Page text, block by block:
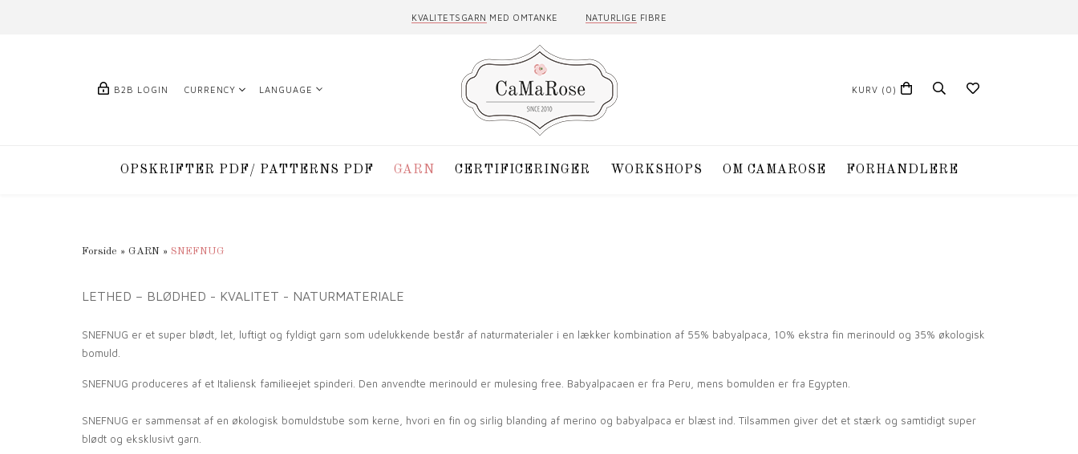
KVALITETSGARN MED OMTANKE NATURLIGE FIBRE
B2B LOGIN CURRENCY LANGUAGE KURV (0)
OPSKRIFTER PDF/ PATTERNS PDF GARN CERTIFICERINGER WORKSHOPS OM CAMAROSE FORHANDLERE
Forside » GARN » SNEFNUG
LETHED – BLØDHED - KVALITET - NATURMATERIALE
SNEFNUG er et super blødt, let, luftigt og fyldigt garn som udelukkende består af naturmaterialer i en lækker kombination af 55% babyalpaca, 10% ekstra fin merinould og 35% økologisk
bomuld.
SNEFNUG produceres af et Italiensk familieejet spinderi. Den anvendte merinould er mulesing free. Babyalpacaen er fra Peru, mens bomulden er fra Egypten.
SNEFNUG er sammensat af en økologisk bomuldstube som kerne, hvori en fin og sirlig blanding af merino og babyalpaca er blæst ind. Tilsammen giver det et stærk og samtidigt super
blødt og eksklusivt garn.